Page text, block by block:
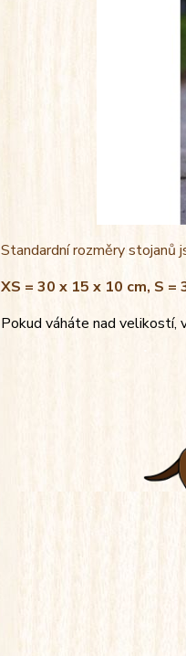
Standardní rozměry stojanů
XS = 30 x 15 x 10 cm, S =
Pokud váháte nad velikostí,